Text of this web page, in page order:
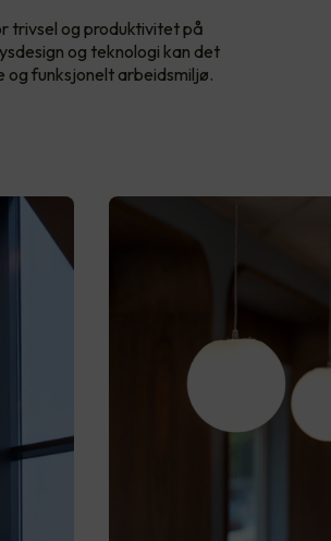
trivsel og produktivitet på
og teknologi kan det
og funksjonelt arbeidsmiljø.